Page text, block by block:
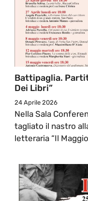
Battipaglia.
Dei Libri”
24 Aprile 2026
Nella Sala
tagliato il nastro
letteraria “Il